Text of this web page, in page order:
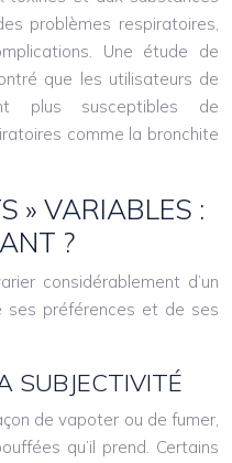
problèmes respiratoires,
Une étude de
que les utilisateurs de
plus susceptibles de
comme la bronchite
» VARIABLES :
?
considérablement d’un
ses préférences et de ses
SUBJECTIVITÉ
de vapoter ou de fumer,
qu’il prend. Certains